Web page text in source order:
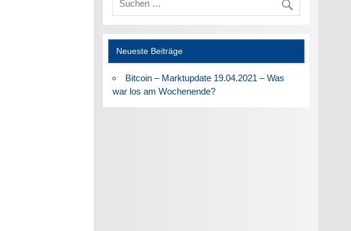
Neueste Beiträge
Bitcoin – Marktupdate 19.04.2021 – Was
war los am Wochenende?